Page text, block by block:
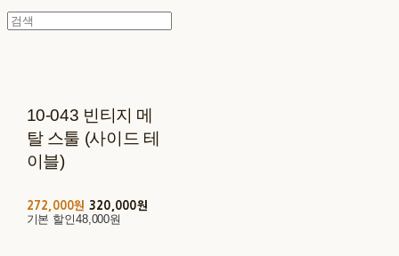
10-043 빈티지 메
탈 스툴 (사이드 테
이블)
272,000원 320,000원
기본 할인48,000원